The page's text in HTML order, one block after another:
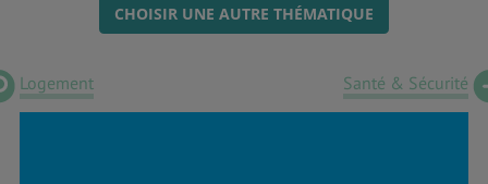
CHOISIR UNE AUTRE THÉMATIQUE
Logement Santé & Sécurité